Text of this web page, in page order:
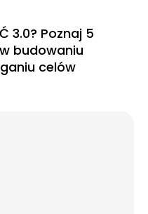
3.0? Poznaj 5
budowaniu
celów